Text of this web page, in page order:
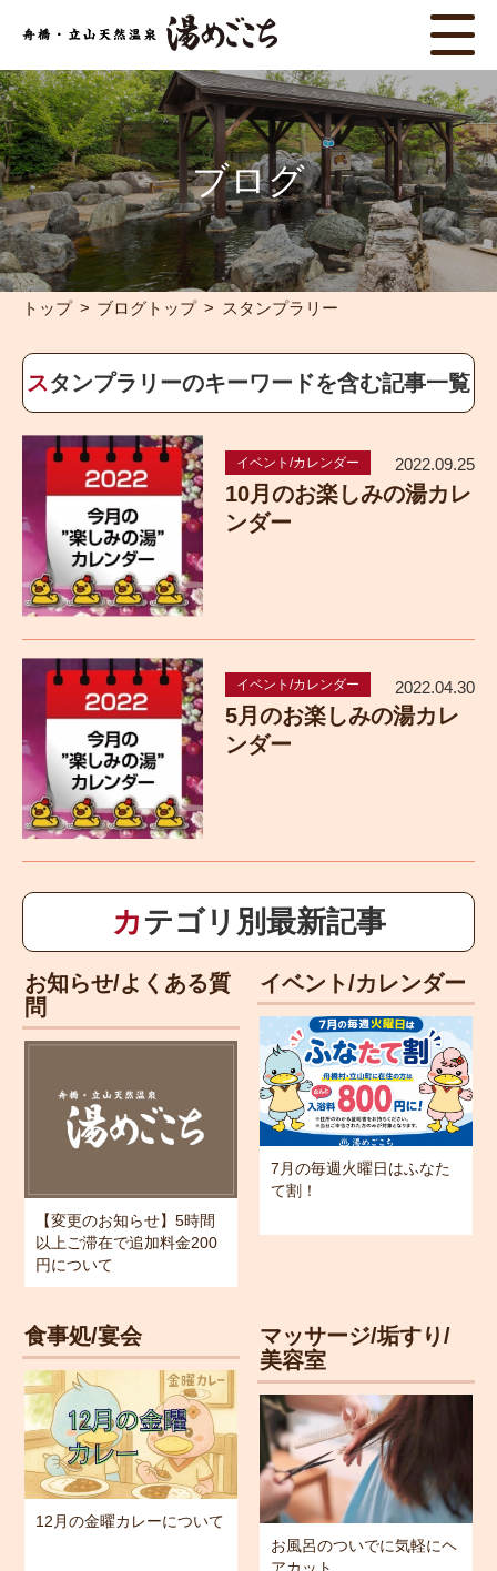
ブログ
トップ ブログトップ スタンプラリー
スタンプラリーのキーワードを含む記事一覧
イベント/カレンダー 2022.09.25
10月のお楽しみの湯カレ
ンダー
イベント/カレンダー 2022.04.30
5月のお楽しみの湯カレ
ンダー
カテゴリ別最新記事
お知らせ/よくある質
問
【変更のお知らせ】5時間
以上ご滞在で追加料金200
円について
イベント/カレンダー
7月の毎週火曜日はふなた
て割！
食事処/宴会
12月の金曜カレーについて
マッサージ/垢すり/
美容室
お風呂のついでに気軽にヘ